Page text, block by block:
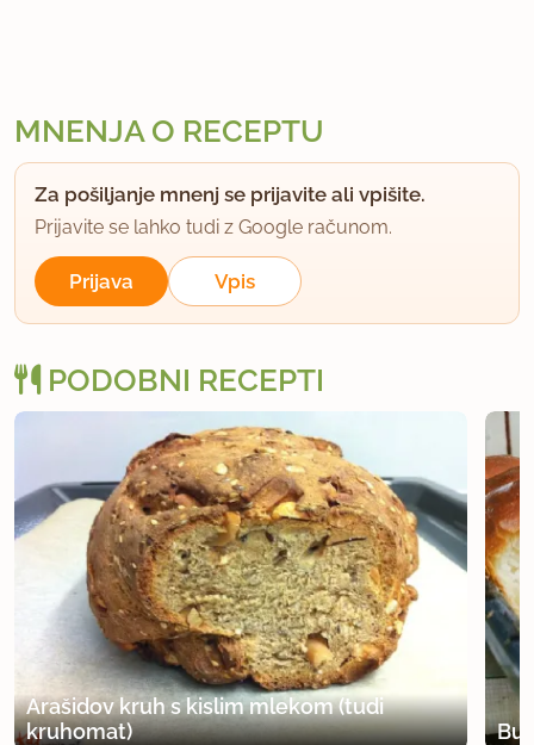
MNENJA O RECEPTU
Za pošiljanje mnenj se prijavite ali vpišite.
Prijavite se lahko tudi z Google računom.
Prijava Vpis
PODOBNI RECEPTI
Arašidov kruh s kislim mlekom (tudi
kruhomat)